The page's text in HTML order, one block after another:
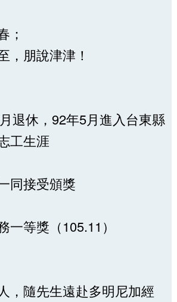
；
，朋說津津！
退休，92年5月進入台東縣
工生涯
同接受頒獎
一等獎（105.11）
，隨先生遠赴多明尼加經